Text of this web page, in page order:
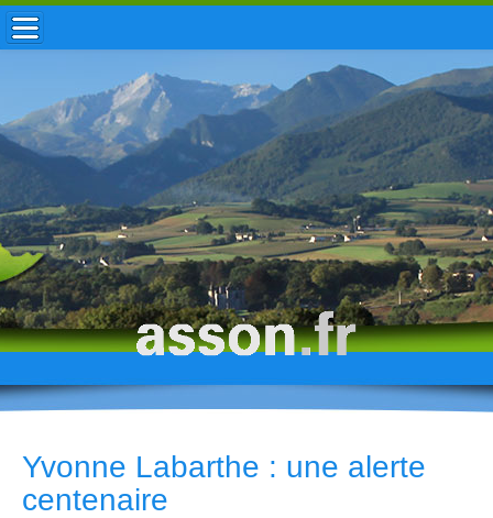
ACCUEIL / INFOS
MUNICIPALITÉ
VIE LOCALE
ENFANCE
TOURISME
HISTOIRE
Yvonne Labarthe : une alerte
centenaire